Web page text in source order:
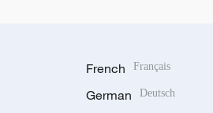
French Français
German Deutsch